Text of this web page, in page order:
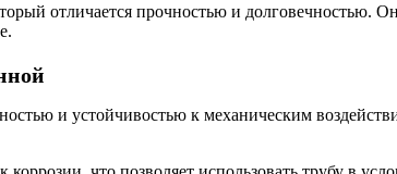
отличается прочностью и долговечностью.
и устойчивостью к механическим